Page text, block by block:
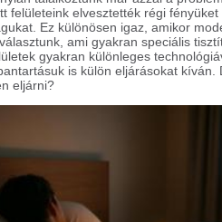
elárulja, miért alszol
megesett már, hogy álmatlanul forgolódott az
gondolkodva, vajon mi okozhatja az
Az alábbiakban bemutatjuk, hogy melyik
alvásgondokkal küszködhet, illetve adunk
hogyan lehetsz kipihentebb.